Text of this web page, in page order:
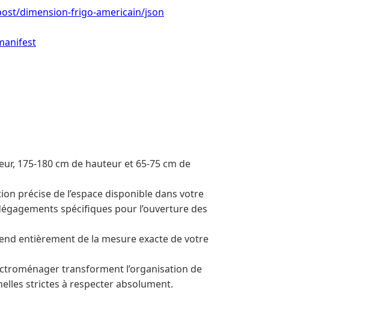
dimension-frigo-americain/json
175-180 cm de hauteur et 65-75 cm de
précise de l’espace disponible dans votre
spécifiques pour l’ouverture des
entièrement de la mesure exacte de votre
transforment l’organisation de
strictes à respecter absolument.